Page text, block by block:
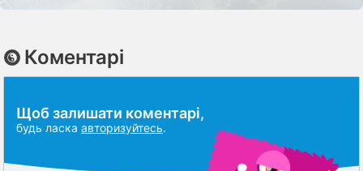
Коментарі
Щоб залишати коментарі,
будь ласка авторизуйтесь.